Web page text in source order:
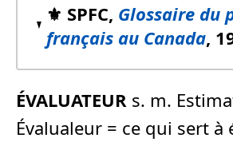
⚜️ SPFC, Glossaire du
français au Canada,
ÉVALUATEUR s. m.
Évalualeur = ce qui sert à